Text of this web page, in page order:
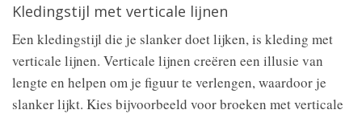
Kledingstijl met verticale lijnen
Een kledingstijl die je slanker doet lijken, is kleding met
verticale lijnen. Verticale lijnen creëren een illusie van
lengte en helpen om je figuur te verlengen, waardoor je
slanker lijkt. Kies bijvoorbeeld voor broeken met verticale